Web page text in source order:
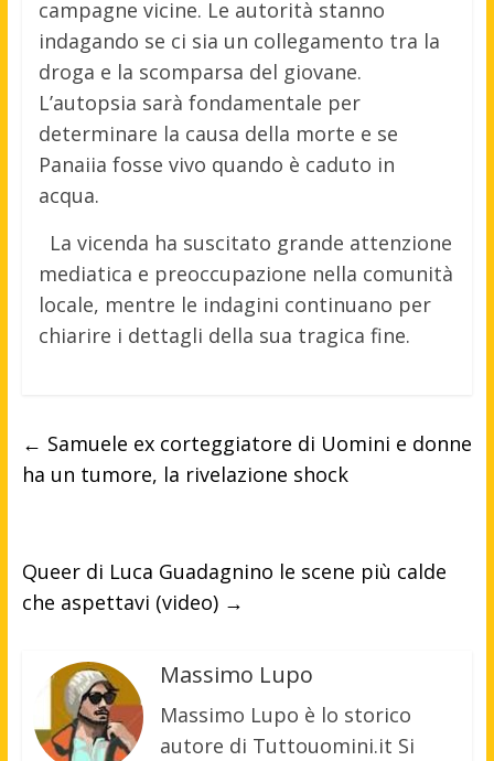
campagne vicine. Le autorità stanno
indagando se ci sia un collegamento tra la
droga e la scomparsa del giovane.
L’autopsia sarà fondamentale per
determinare la causa della morte e se
Panaiia fosse vivo quando è caduto in
acqua.
La vicenda ha suscitato grande attenzione
mediatica e preoccupazione nella comunità
locale, mentre le indagini continuano per
chiarire i dettagli della sua tragica fine.
← Samuele ex corteggiatore di Uomini e donne
ha un tumore, la rivelazione shock
Queer di Luca Guadagnino le scene più calde
che aspettavi (video) →
Massimo Lupo
Massimo Lupo è lo storico
autore di Tuttouomini.it Si